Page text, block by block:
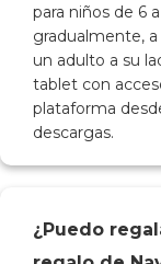
para niños de 6
gradualmente,
un adulto a su
tablet con
plataforma
descargas.
¿Puedo